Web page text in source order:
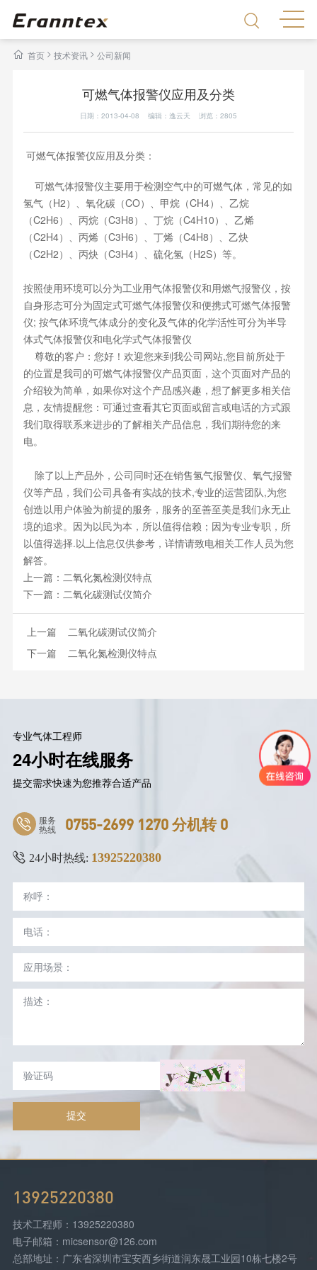
首页> 技术资讯 > 公司新闻
可燃气体报警仪应用及分类
日期：2013-04-08 编辑：逸云天 浏览： 2805
可燃气体报警仪应用及分类：
可燃气体报警仪主要用于检测空气中的可燃气体，常见的如
氢气（H2）、氧化碳（CO）、甲烷（CH4）、乙烷
（C2H6）、丙烷（C3H8）、丁烷（C4H10）、乙烯
（C2H4）、丙烯（C3H6）、丁烯（C4H8）、乙炔
（C2H2）、丙炔（C3H4）、硫化氢（H2S）等。
按照使用环境可以分为工业用气体报警仪和用燃气报警仪，按
自身形态可分为固定式可燃气体报警仪和便携式可燃气体报警
仪; 按气体环境气体成分的变化及气体的化学活性可分为半导
体式气体报警仪和电化学式气体报警仪
尊敬的客户：您好！欢迎您来到我公司网站,您目前所处于
的位置是我司的可燃气体报警仪产品页面，这个页面对产品的
介绍较为简单，如果你对这个产品感兴趣，想了解更多相关信
息，友情提醒您：可通过查看其它页面或留言或电话的方式跟
我们取得联系来进步的了解相关产品信息，我们期待您的来
电。
除了以上产品外，公司同时还在销售氢气报警仪、氧气报警
仪等产品，我们公司具备有实战的技术,专业的运营团队,为您
创造以用户体验为前提的服务，服务的至善至美是我们永无止
境的追求。因为以民为本，所以值得信赖；因为专业专职，所
以值得选择.以上信息仅供参考，详情请致电相关工作人员为您
解答。
上一篇： 二氧化氮检测仪特点
下一篇： 二氧化碳测试仪简介
上一篇 二氧化碳测试仪简介
下一篇 二氧化氮检测仪特点
专业气体工程师
24小时在线服务
提交需求快速为您推荐合适产品
服务
热线 0755-2699 1270 分机转 0
24小时热线: 13925220380
提交
13925220380
技术工程师：13925220380
电子邮箱：micsensor@126.com
总部地址：广东省深圳市宝安西乡街道润东晟工业园10栋七楼2号